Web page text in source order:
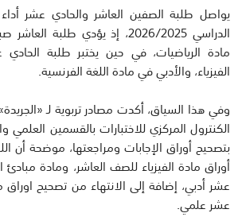
يواصل طلبة الصفين العاشر والحادي عشر أداء
الدراسي 2026/2025، إذ يؤدي طلبة
مادة الرياضيات، في حين يختبر طلبة
الفيزياء، والأدبي في مادة اللغة الفرنسية.
وفي هذا السياق، أكدت مصادر تربوية لـ
الكنترول المركزي للاختبارات بالقسمين العلمي
بتصحيح أوراق الإجابات ومراجعتها، موضحة أن
أوراق مادة الفيزياء للصف العاشر، ومادة مبادئ
عشر أدبي، إضافة إلى الانتهاء من تصحيح اوراق
عشر علمي.